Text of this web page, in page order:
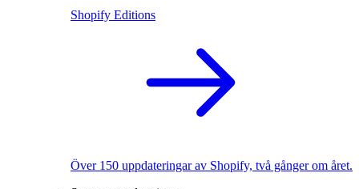
Shopify Editions
Över 150 uppdateringar av Shopify, två gånger om året.